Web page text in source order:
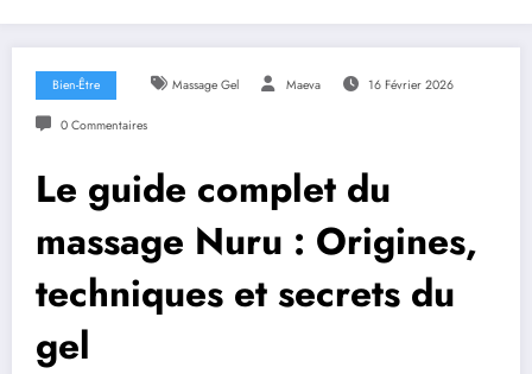
Bien-Être Massage Gel Maeva 16 Février 2026
0 Commentaires
Le guide complet du
massage Nuru : Origines,
techniques et secrets du
gel